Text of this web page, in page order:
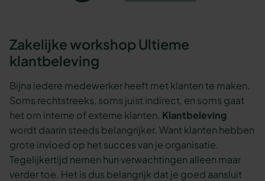
Zakelijke workshop Ultieme
klantbeleving
Bijna iedere medewerker heeft met klanten te maken.
Soms rechtstreeks, soms juist indirect, en soms gaat
het om interne of externe klanten. Klantbeleving
wordt daarin steeds belangrijker. Want klanten hebben
grote invloed op het succes van je organisatie.
Tegelijkertijd nemen hun verwachtingen alleen maar
verder toe. Het is dus belangrijk dat je goed aansluit